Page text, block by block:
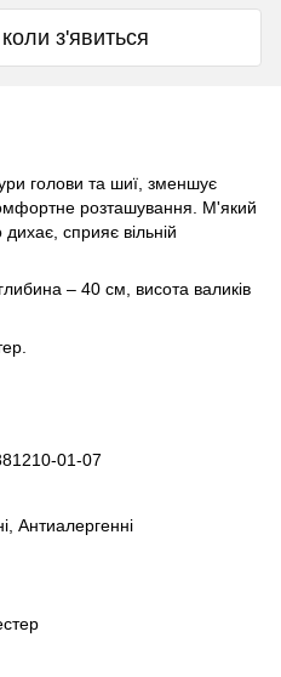
з'явиться
голови та шиї, зменшує
розташування. М'який
сприяє вільній
– 40 см, висота валиків
01-07
Антиалергенні